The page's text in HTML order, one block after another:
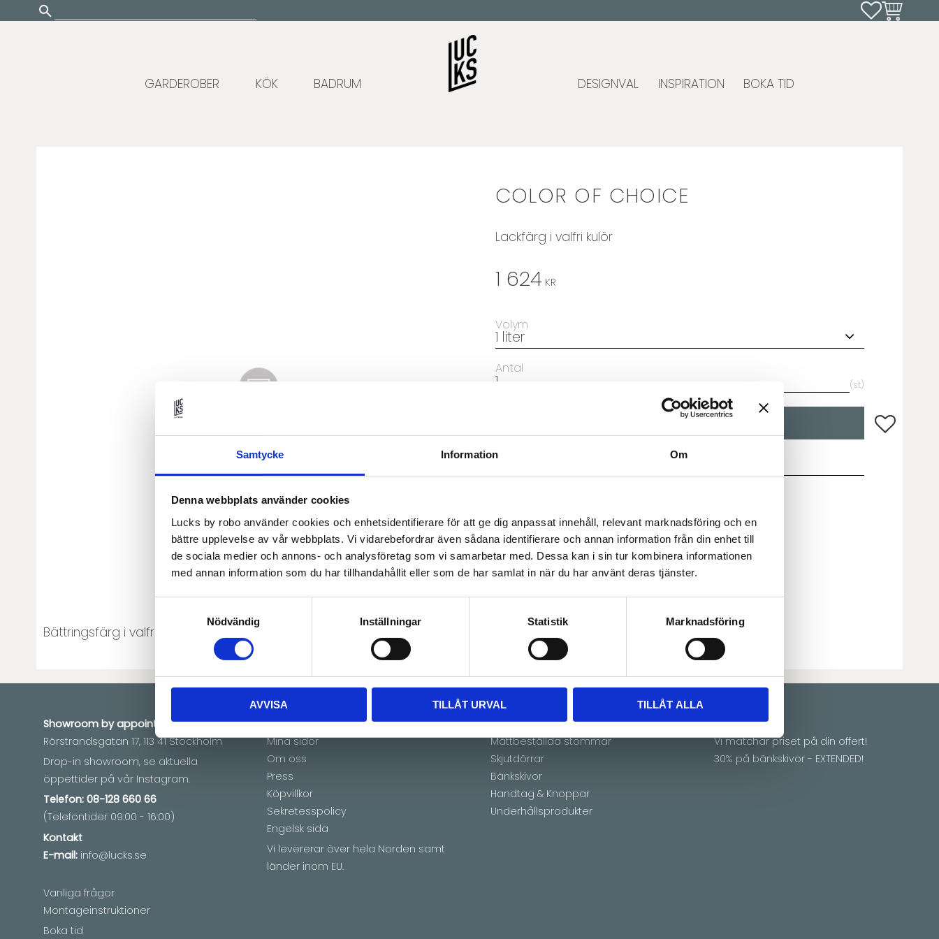
Samtycke Information Om
Denna webbplats använder cookies
Lucks by robo använder cookies och enhetsidentifierare för att ge dig anpassat innehåll, relevant marknadsföring och en
bättre upplevelse av vår webbplats. Vi vidarebefordrar även sådana identifierare och annan information från din enhet till
de sociala medier och annons- och analysföretag som vi samarbetar med. Dessa kan i sin tur kombinera informationen
med annan information som du har tillhandahållit eller som de har samlat in när du har använt deras tjänster.
Nödvändig
Inställningar Statistik Marknadsföring
AVVISA TILLÅT URVAL TILLÅT ALLA
Update cookies preferences Favoriter
Kundvagn
GARDEROBER KÖK BADRUM DESIGNVAL INSPIRATION BOKA TID
COLOR OF CHOICE
Lackfärg i valfri kulör
1 624KR
Volym
Antal
st
KÖP Lägg till i
Bättringsfärg i valfri NCS eller i din color match färg!
Showroom byappointment
Rörstrandsgatan 17, 113 41 Stockholm
Drop-in showroom, se aktuella
öppettider på vår Instagram.
Telefon: 08-128 660 66
(Telefontider 09:00 - 16:00)
Kontakt
E-mail: info@lucks.se
Vanliga frågor
Montageinstruktioner
Boka tid
Information
Mina sidor
Om oss
Press
Köpvillkor
Sekretesspolicy
Engelsk sida
Vi levererar över hela Norden samt
länder inom EU.
Utbud
Måttbeställda stommar
Skjutdörrar
Bänkskivor
Handtag & Knoppar
Underhållsprodukter
Erbjudande
Vi matchar priset på din offert!
30% på bänkskivor - EXTENDED!